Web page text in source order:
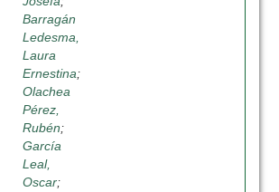
Barragán
Ledesma,
Laura
Ernestina;
Olachea
Pérez,
Rubén;
García
Leal,
Oscar;